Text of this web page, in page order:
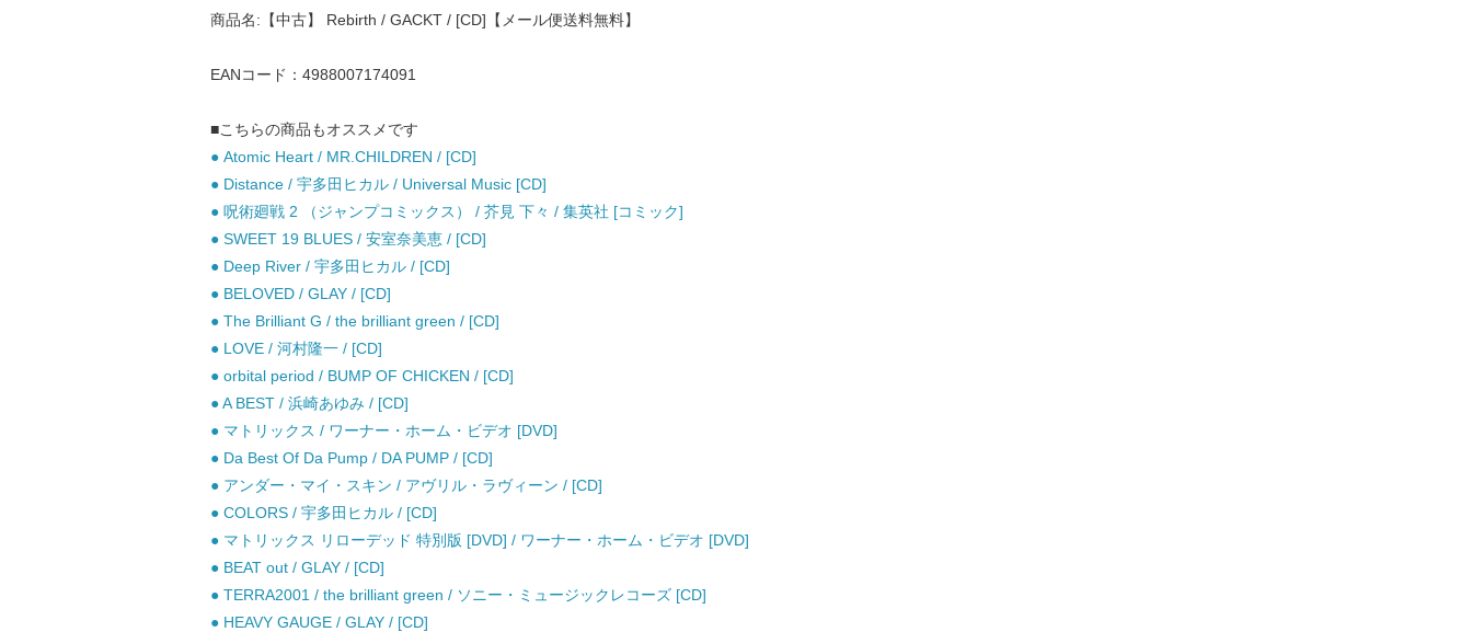
商品名:【中古】 Rebirth / GACKT / [CD]【メール便送料無料】
EANコード：4988007174091
■こちらの商品もオススメです
● Atomic Heart / MR.CHILDREN / [CD]
● Distance / 宇多田ヒカル / Universal Music [CD]
● 呪術廻戦 2 （ジャンプコミックス） / 芥見 下々 / 集英社 [コミック]
● SWEET 19 BLUES / 安室奈美恵 / [CD]
● Deep River / 宇多田ヒカル / [CD]
● BELOVED / GLAY / [CD]
● The Brilliant G / the brilliant green / [CD]
● LOVE / 河村隆一 / [CD]
● orbital period / BUMP OF CHICKEN / [CD]
● A BEST / 浜崎あゆみ / [CD]
● マトリックス / ワーナー・ホーム・ビデオ [DVD]
● Da Best Of Da Pump / DA PUMP / [CD]
● アンダー・マイ・スキン / アヴリル・ラヴィーン / [CD]
● COLORS / 宇多田ヒカル / [CD]
● マトリックス リローデッド 特別版 [DVD] / ワーナー・ホーム・ビデオ [DVD]
● BEAT out / GLAY / [CD]
● TERRA2001 / the brilliant green / ソニー・ミュージックレコーズ [CD]
● HEAVY GAUGE / GLAY / [CD]